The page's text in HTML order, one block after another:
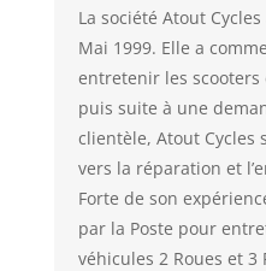
La société Atout
Mai 1999. Elle a
entretenir les scooters
puis suite à une
clientèle, Atout Cycles
vers la réparation et
Forte de son
par la Poste pour
véhicules 2 Roues et 3